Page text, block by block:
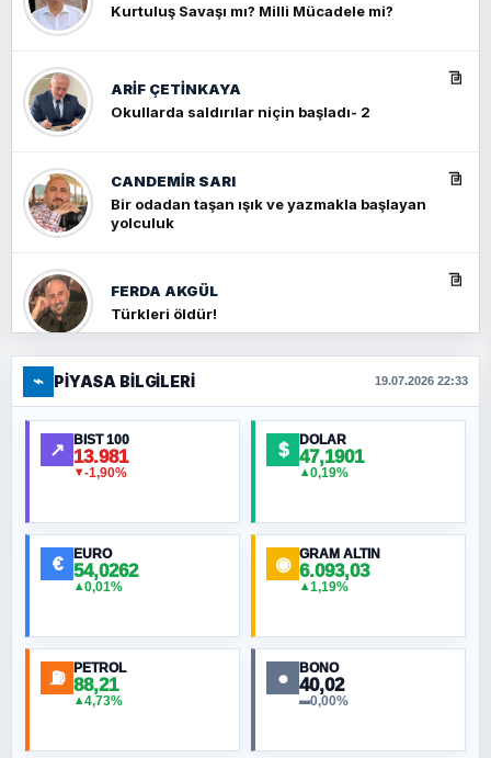
Kurtuluş Savaşı mı? Milli Mücadele mi?
ARIF ÇETİNKAYA
Okullarda saldırılar niçin başladı- 2
CANDEMIR SARI
Bir odadan taşan ışık ve yazmakla başlayan
yolculuk
FERDA AKGÜL
Türkleri öldür!
FERHAT BÜYÜKKALKAN
Ankara Zirvesi: NATO Toplantısı mı, Yeni
Ortadoğu Haritasının Provası mı?
MURAT ÖZKAN
NURETTIN BÖLÜK
⌁ PIYASA BILGILERI 19.07.2026 22:33
↗ BIST 100
13.981
▼-1,90%
$ DOLAR
47,1901
▲0,19%
€ EURO
54,0262
▲0,01%
◉ GRAM ALTIN
6.093,03
▲1,19%
⛽ PETROL
88,21
▲4,73%
● BONO
40,02
▬0,00%